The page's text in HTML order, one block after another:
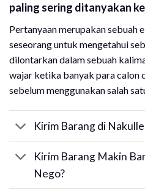
paling sering ditanyakan
Pertanyaan merupakan sebuah
seseorang untuk mengetahui
dilontarkan dalam sebuah
wajar ketika banyak para calon
sebelum menggunakan salah
Kirim Barang di
Kirim Barang Makin
Nego?